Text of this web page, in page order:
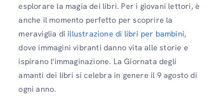
esplorare la magia dei libri. Per i giovani lettori, è
anche il momento perfetto per scoprire la
meraviglia di illustrazione di libri per bambini,
dove immagini vibranti danno vita alle storie e
ispirano l'immaginazione. La Giornata degli
amanti dei libri si celebra in genere il 9 agosto di
ogni anno.